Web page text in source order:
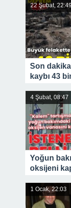
22 Şubat,
Son
kaybı 43
4 Şubat, 08:47
Yoğun
oksijeni
hapsi
1 Ocak, 22:03